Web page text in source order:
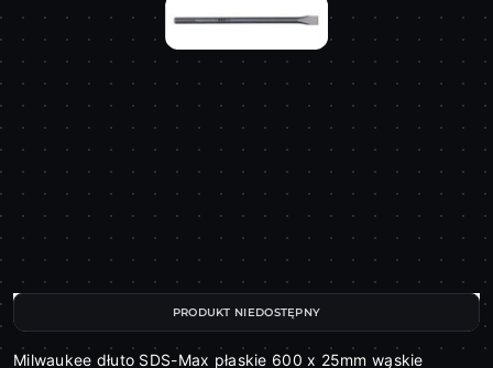
Milwaukee dłuto SDS-Max płaskie 600 x 25mm wąskie
PRODUKT NIEDOSTĘPNY